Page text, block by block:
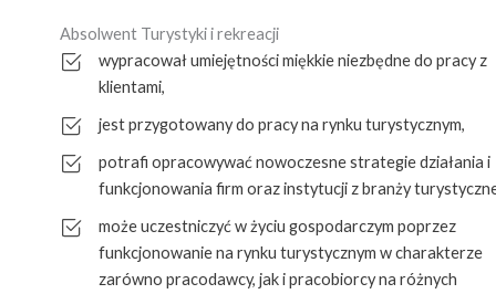
Absolwent Turystyki i rekreacji
wypracował umiejętności miękkie niezbędne do pracy z
klientami,
jest przygotowany do pracy na rynku turystycznym,
potrafi opracowywać nowoczesne strategie działania i
funkcjonowania firm oraz instytucji z branży
może uczestniczyć w życiu gospodarczym poprzez
funkcjonowanie na rynku turystycznym w charakterze
zarówno pracodawcy, jak i pracobiorcy na różnych